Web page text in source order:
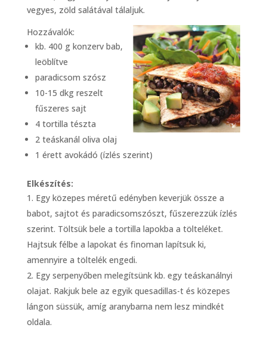
vegyes, zöld salátával tálaljuk.
Hozzávalók:
kb. 400 g konzerv bab,
leöblítve
paradicsom szósz
10-15 dkg reszelt
fűszeres sajt
4 tortilla tészta
2 teáskanál oliva olaj
1 érett avokádó (ízlés szerint)
Elkészítés:
Egy közepes méretű edényben keverjük össze a
babot, sajtot és paradicsomszószt, fűszerezzük ízlés
szerint. Töltsük bele a tortilla lapokba a tölteléket.
Hajtsuk félbe a lapokat és finoman lapítsuk ki,
amennyire a töltelék engedi.
Egy serpenyőben melegítsünk kb. egy teáskanálnyi
olajat. Rakjuk bele az egyik quesadillas-t és közepes
lángon süssük, amíg aranybarna nem lesz mindkét
oldala.